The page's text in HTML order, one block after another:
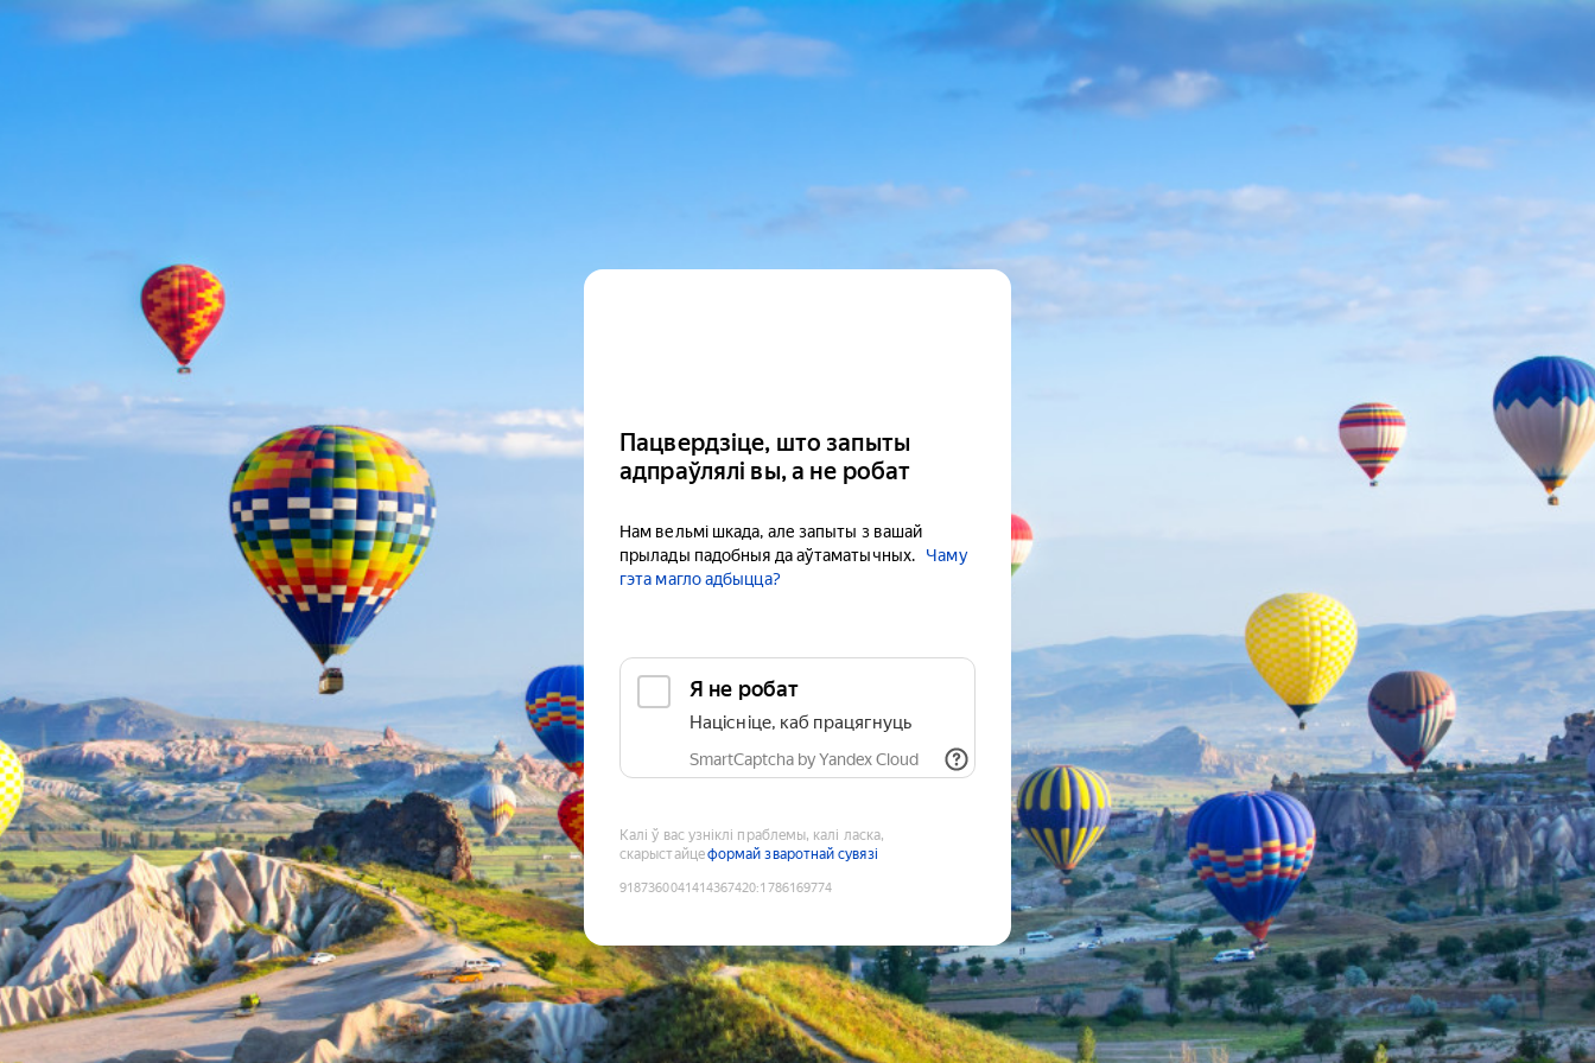
Пацвердзіце, што запыты
адпраўлялі вы, а не робат
Нам вельмі шкада, але запыты з вашай
прылады падобныя да аўтаматычных.
Чаму
гэта магло адбыцца?
Я не робат
Націсніце, каб працягнуць
SmartCaptcha by Yandex Cloud
Калі ў вас узніклі праблемы, калі ласка,
скарыстайцеформай зваротнай сувязі
9187360041414367420:1786169774